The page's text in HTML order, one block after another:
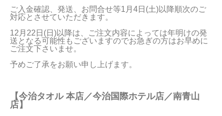
当サイトについて
会員サービス
店舗リスト
規約
ご入金確認、発送、お問合せ等1月4日(土)以降順次のご
対応とさせていただきます。
12月22日(日)以降は、ご注文内容によっては年明けの発
送となる可能性もございますのでお急ぎの方はお早めに
ご注文下さいませ。
予めご了承をお願い申し上げます。
【今治タオル 本店／今治国際ホテル店／南青山
店】